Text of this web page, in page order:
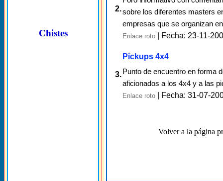
Chistes
2.sobre los diferentes masters
empresas que se organizan
Enlace roto | Fecha: 23-11-
3.
Pickups 4x4
Punto de encuentro en forma
aficionados a los 4x4 y a las
Enlace roto | Fecha: 31-07-
Volver a la página